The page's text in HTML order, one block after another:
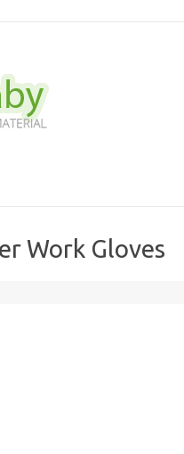
Work Gloves